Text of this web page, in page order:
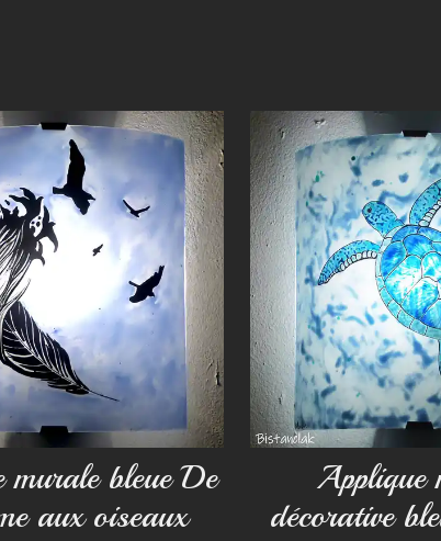
murale bleue De
aux oiseaux
Applique
décorative